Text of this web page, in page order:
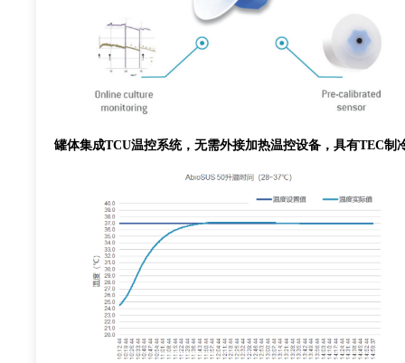
罐体集成TCU温控系统，无需外接加热温控设备，具有TEC制